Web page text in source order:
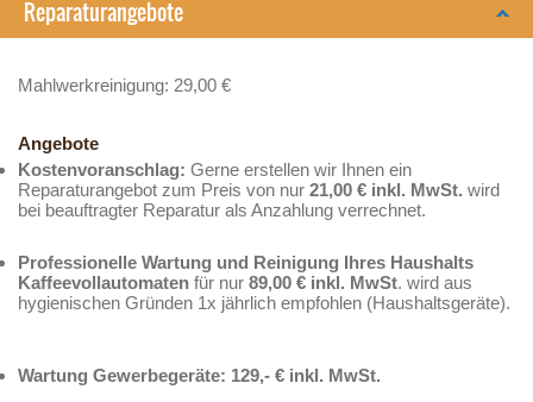
Reparaturangebote
Mahlwerkreinigung: 29,00 €
Angebote
Kostenvoranschlag: Gerne erstellen wir Ihnen ein
Reparaturangebot zum Preis von nur 21,00 € inkl. MwSt. wird
bei beauftragter Reparatur als Anzahlung verrechnet.
Professionelle Wartung und Reinigung Ihres Haushalts
Kaffeevollautomaten für nur 89,00 € inkl. MwSt. wird aus
hygienischen Gründen 1x jährlich empfohlen (Haushaltsgeräte).
Wartung Gewerbegeräte: 129,- € inkl. MwSt.